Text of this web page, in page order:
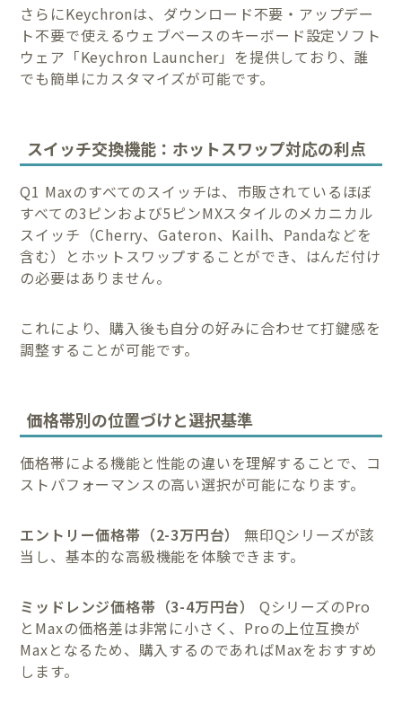
さらにKeychronは、ダウンロード不要・アップデー
ト不要で使えるウェブベースのキーボード設定ソフト
ウェア「Keychron Launcher」を提供しており、誰
でも簡単にカスタマイズが可能です。
スイッチ交換機能：ホットスワップ対応の利点
Q1 Maxのすべてのスイッチは、市販されているほぼ
すべての3ピンおよび5ピンMXスタイルのメカニカル
スイッチ（Cherry、Gateron、Kailh、Pandaなどを
含む）とホットスワップすることができ、はんだ付け
の必要はありません。
これにより、購入後も自分の好みに合わせて打鍵感を
調整することが可能です。
価格帯別の位置づけと選択基準
価格帯による機能と性能の違いを理解することで、コ
ストパフォーマンスの高い選択が可能になります。
エントリー価格帯（2-3万円台）
無印Qシリーズが該
当し、基本的な高級機能を体験できます。
ミッドレンジ価格帯（3-4万円台）
QシリーズのPro
とMaxの価格差は非常に小さく、Proの上位互換が
Maxとなるため、購入するのであればMaxをおすすめ
します。